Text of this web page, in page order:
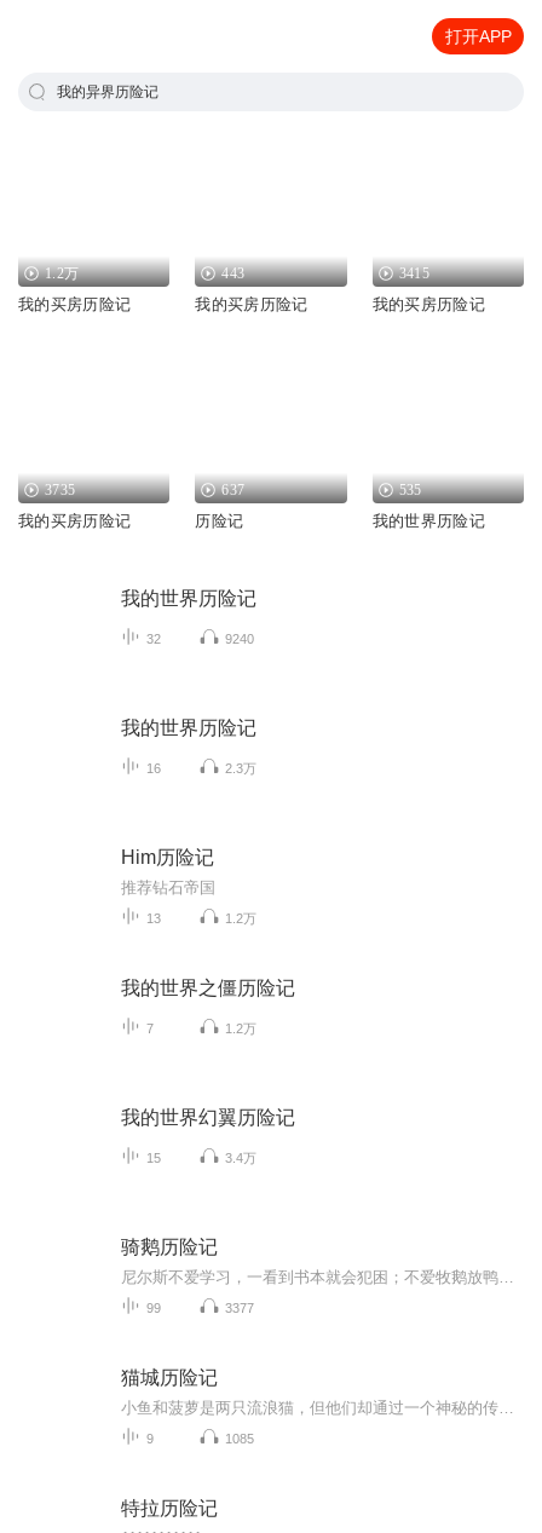
打开APP
我的异界历险记
1.2万
我的买房历险记
443
我的买房历险记
3415
我的买房历险记
3735
我的买房历险记
637
历险记
535
我的世界历险记
我的世界历险记
32 9240
我的世界历险记
16 2.3万
Him历险记
推荐钻石帝国
13 1.2万
我的世界之僵历险记
7 1.2万
我的世界幻翼历险记
15 3.4万
骑鹅历险记
99 3377
猫城历险记
9 1085
特拉历险记